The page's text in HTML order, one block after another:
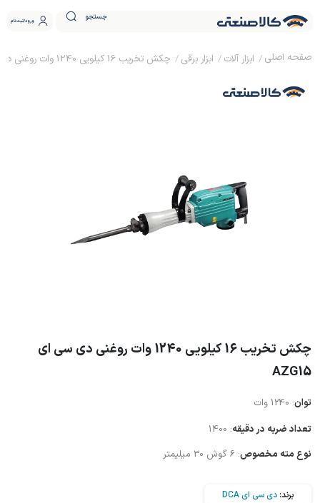
جستجو ورود ثبت نام
ابزار آلات ابزار برقی چکش تخریب 16 کیلویی 1240 وات روغنی دی سی ای AZG15
چکش تخریب 16 کیلویی 1240 وات روغنی دی سی ای
AZG15
توان: 1240 وات
تعداد ضربه در دقیقه: 1400
نوع مته مخصوص: 6 گوش 30 میلیمتر
برند:دی سی ای DCA